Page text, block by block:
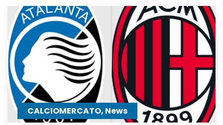
di
Sarri,
verso
mister
chiama
CALCIOMERCATO, News